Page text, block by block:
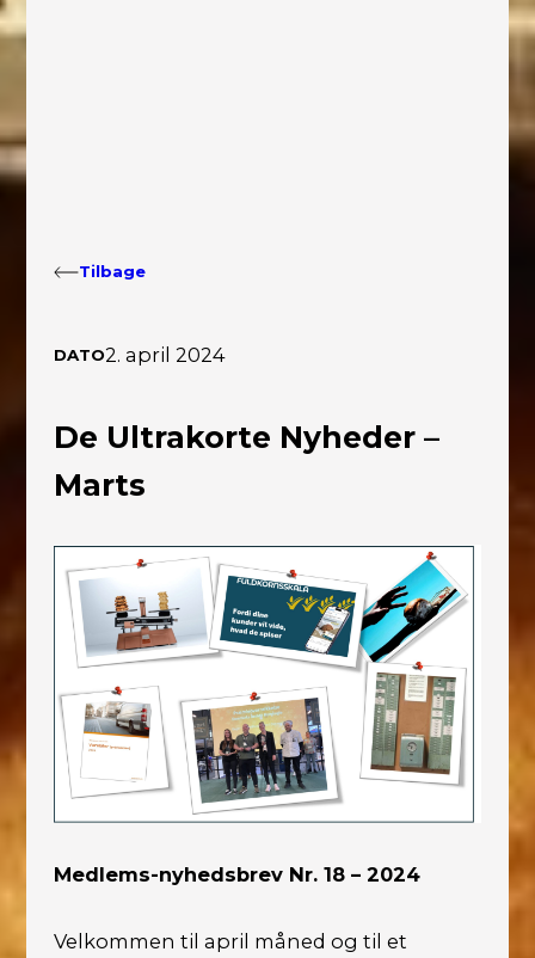
Tilbage
DATO2. april 2024
De Ultrakorte Nyheder –
Marts
Medlems-nyhedsbrev Nr. 18 – 2024
Velkommen til april måned og til et